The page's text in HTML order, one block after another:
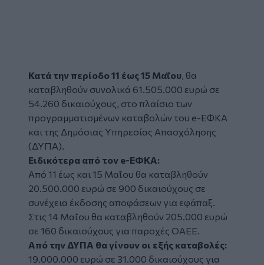
Κατά την περίοδο 11 έως 15 Μαΐου, θα
καταβληθούν συνολικά 61.505.000 ευρώ σε
54.260 δικαιούχους, στο πλαίσιο των
προγραμματισμένων καταβολών του e-ΕΦΚΑ
και της Δημόσιας Υπηρεσίας Απασχόλησης
(ΔΥΠΑ).
Ειδικότερα από τον e-ΕΦΚΑ:
Από 11 έως και 15 Μαΐου θα καταβληθούν
20.500.000 ευρώ σε 900 δικαιούχους σε
συνέχεια έκδοσης αποφάσεων για εφάπαξ.
Στις 14 Μαΐου θα καταβληθούν 205.000 ευρώ
σε 160 δικαιούχους για παροχές ΟΑΕΕ.
Από την ΔΥΠΑ θα γίνουν οι εξής καταβολές:
19.000.000 ευρώ σε 31.000 δικαιούχους για